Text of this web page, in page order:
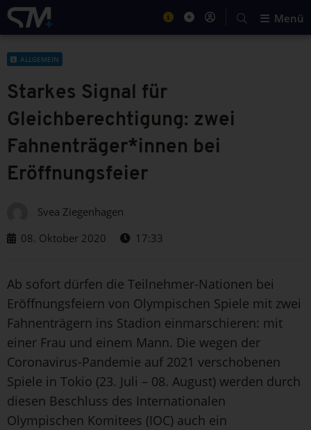
Menü
ALLGEMEIN
Starkes Signal für
Gleichberechtigung: zwei
Fahnenträger*innen bei
Eröffnungsfeier
Svea Ziegenhagen
08. Oktober 2020
17:33
Ab sofort dürfen die Teilnehmer-Nationen bei
Eröffnungsfeiern von Olympischen Spiele mit zwei
Fahnenträgern ins Stadion einmarschieren: mit
einer Frau und einem Mann. Die wegen der
Coronavirus-Pandemie auf 2021 verschobenen
Spiele in Tokio (23. Juli – 08. August) werden durch
diesen Beschluss des Internationalen
Olympischen Komitees (IOC) auch ein